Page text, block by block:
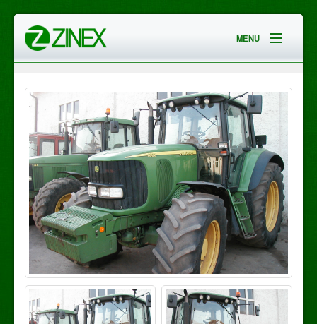
MENU
HOME
EMPRESA
SERVICIOS
CONTACTO